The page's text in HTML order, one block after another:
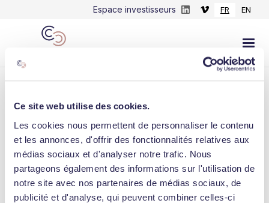
Ce site web utilise des cookies.
Les cookies nous permettent de personnaliser le contenu
et les annonces, d'offrir des fonctionnalités relatives aux
médias sociaux et d'analyser notre trafic. Nous
partageons également des informations sur l'utilisation de
notre site avec nos partenaires de médias sociaux, de
publicité et d'analyse, qui peuvent combiner celles-ci
Espace investisseurs FR EN
LINKEDIN
Groupe MyMobility, partenaire de
#TransdevIDF / #PAM, facilite chaque jour
la mobilité de 4 000 pers...